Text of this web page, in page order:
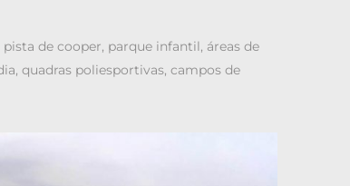
pista de cooper, parque infantil, áreas de
quadras poliesportivas, campos de